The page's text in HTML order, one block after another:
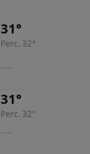
31°
Perc. 32°
—
31°
Perc. 32°
—